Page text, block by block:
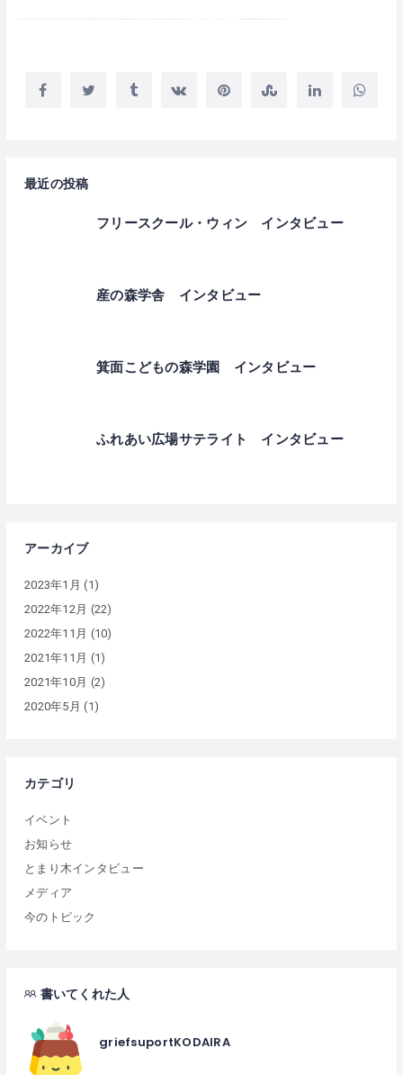
最近の投稿
フリースクール・ウィン インタビュー
産の森学舎 インタビュー
箕面こどもの森学園 インタビュー
ふれあい広場サテライト インタビュー
アーカイブ
2023年1月 (1)
2022年12月 (22)
2022年11月 (10)
2021年11月 (1)
2021年10月 (2)
2020年5月 (1)
カテゴリ
イベント
お知らせ
とまり木インタビュー
メディア
今のトピック
書いてくれた人
griefsuportKODAIRA